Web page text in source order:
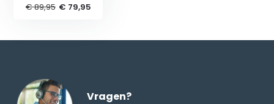
€ 89,95 € 79,95
Vragen?